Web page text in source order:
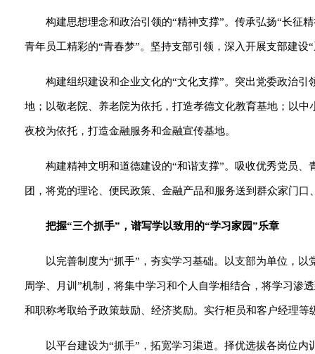
构建思想理念和政治引领的“精神支撑”。传承弘扬“长征
青年员工精彩的“青春梦”。坚持支部引领，深入开展支部建
构建组织建设和企业文化的“文化支撑”。突出党委政治
地；以敬老院、养老院为依托，打造孝德文化教育基地；以
夜校为依托，打造金融服务和金融宣传基地。
构建精神文明和道德建设的“和谐支撑”。吸收优秀党员
团，将党的理论、便民政策、金融产品和服务送到群众家门
把握“三个抓手”，谱写学以致用的“学习家园”乐章
以完善制度为“抓手”，夯实学习基础。以支部为单位，
周学、月训”机制，将集中学习和个人自学相结合，将学习渗
和职称考取给予政策鼓励、经济奖励。实行柜员和客户经理
以平台建设为“抓手”，拓宽学习渠道。择优选拔各岗位内